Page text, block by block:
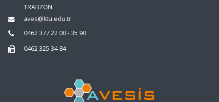
TRABZON
aves@ktu.edu.tr
0462 377 22 00 - 35 90
0462 325 34 84